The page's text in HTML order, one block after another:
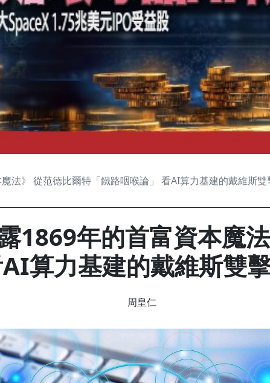
法》 從范德比爾特「鐵路咽喉論」 看AI算力基建的戴維斯雙
1869年的首富資本魔
AI算力基建的戴維斯雙
周皇仁